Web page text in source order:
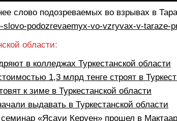
слово подозреваемых во взрывах в
slovo-podozrevaemyx-vo-vzryvax-v-taraze-
области:
в колледжах Туркестанской области
1,3 млрд тенге строят в
к зиме в Туркестанской области
выдавать в Туркестанской области
«Ясауи Керуен» прошел в